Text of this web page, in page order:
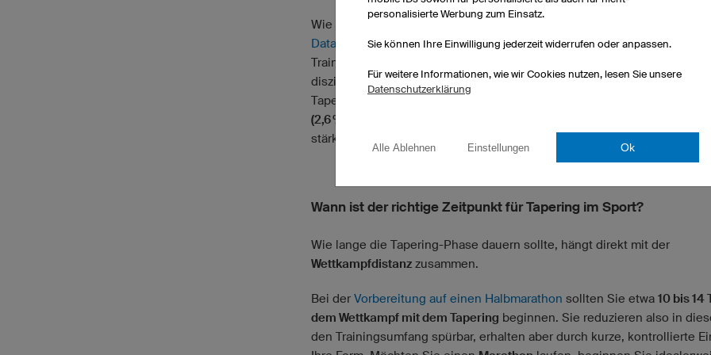
Wie stark der Effekt ist, zeigt eine
Studie des Insight SFI Research
Data Analyticsder University College Dublin: Forscher analysierten die
Trainingsdaten von über 158.000 Hobbyläufern und stellten fest, dass
disziplinierter Taper im Vergleich zu einem sehr kurzen oder
Taper über drei Wochen die Marathon-Zielzeit
(2,6 %) verbessern
kann. Auch zeigte sich: Frauen profitieren im
stärker als Männer von einem durchdachten Tapering-Plan.
Wann ist der richtige Zeitpunkt für Tapering im Sport?
Wie lange die Tapering-Phase dauern sollte, hängt direkt mit der
Wettkampfdistanz zusammen.
Bei der Vorbereitung auf einen Halbmarathon sollten Sie etwa 10 bis 14
dem Wettkampf mit dem Tapering beginnen. Sie reduzieren also in
den Trainingsumfang spürbar, erhalten aber durch kurze, kontrollierte
personalisierte Werbung zum Einsatz.
Sie können Ihre Einwilligung jederzeit widerrufen oder anpassen.
Für weitere Informationen, wie wir Cookies nutzen, lesen Sie unsere
Datenschutzerklärung
Alle Ablehnen Einstellungen Ok